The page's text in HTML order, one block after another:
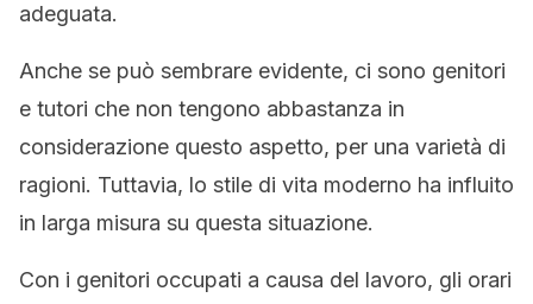
adeguata.
Anche se può sembrare evidente, ci sono genitori
e tutori che non tengono abbastanza in
considerazione questo aspetto, per una varietà di
ragioni. Tuttavia, lo stile di vita moderno ha influito
in larga misura su questa situazione.
Con i genitori occupati a causa del lavoro, gli orari